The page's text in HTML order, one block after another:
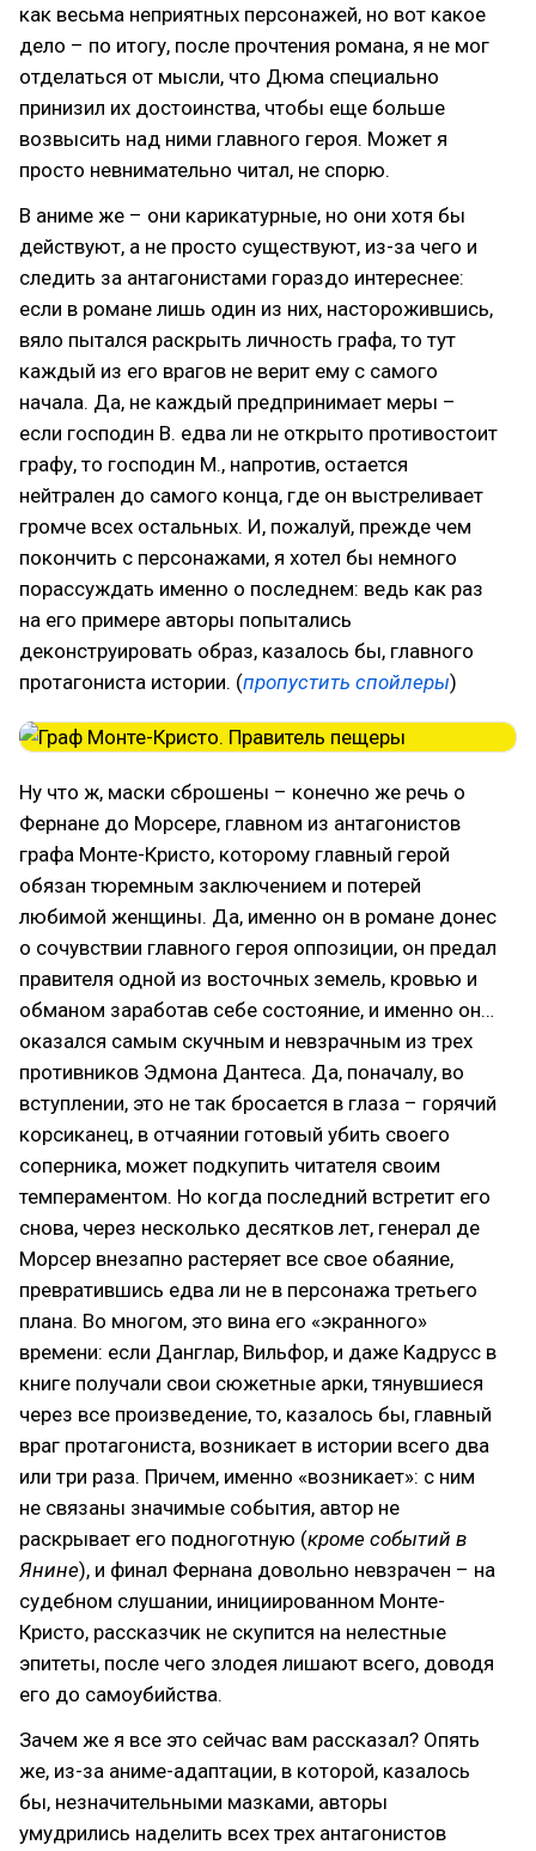
как весьма неприятных персонажей, но вот какое
дело – по итогу, после прочтения романа, я не мог
отделаться от мысли, что Дюма специально
принизил их достоинства, чтобы еще больше
возвысить над ними главного героя. Может я
просто невнимательно читал, не спорю.
В аниме же – они карикатурные, но они хотя бы
действуют, а не просто существуют, из-за чего и
следить за антагонистами гораздо интереснее:
если в романе лишь один из них, насторожившись,
вяло пытался раскрыть личность графа, то тут
каждый из его врагов не верит ему с самого
начала. Да, не каждый предпринимает меры –
если господин В. едва ли не открыто противостоит
графу, то господин М., напротив, остается
нейтрален до самого конца, где он выстреливает
громче всех остальных. И, пожалуй, прежде чем
покончить с персонажами, я хотел бы немного
порассуждать именно о последнем: ведь как раз
на его примере авторы попытались
деконструировать образ, казалось бы, главного
протагониста истории. (пропустить спойлеры)
Ну что ж, маски сброшены – конечно же речь о
Фернане до Морсере, главном из антагонистов
графа Монте-Кристо, которому главный герой
обязан тюремным заключением и потерей
любимой женщины. Да, именно он в романе донес
о сочувствии главного героя оппозиции, он предал
правителя одной из восточных земель, кровью и
обманом заработав себе состояние, и именно он…
оказался самым скучным и невзрачным из трех
противников Эдмона Дантеса. Да, поначалу, во
вступлении, это не так бросается в глаза – горячий
корсиканец, в отчаянии готовый убить своего
соперника, может подкупить читателя своим
темпераментом. Но когда последний встретит его
снова, через несколько десятков лет, генерал де
Морсер внезапно растеряет все свое обаяние,
превратившись едва ли не в персонажа третьего
плана. Во многом, это вина его «экранного»
времени: если Данглар, Вильфор, и даже Кадрусс в
книге получали свои сюжетные арки, тянувшиеся
через все произведение, то, казалось бы, главный
враг протагониста, возникает в истории всего два
или три раза. Причем, именно «возникает»: с ним
не связаны значимые события, автор не
раскрывает его подноготную (кроме событий в
Янине), и финал Фернана довольно невзрачен – на
судебном слушании, инициированном Монте-
Кристо, рассказчик не скупится на нелестные
эпитеты, после чего злодея лишают всего, доводя
его до самоубийства.
Зачем же я все это сейчас вам рассказал? Опять
же, из-за аниме-адаптации, в которой, казалось
бы, незначительными мазками, авторы
умудрились наделить всех трех антагонистов